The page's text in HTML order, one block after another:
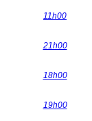
11h00
21h00
18h00
19h00